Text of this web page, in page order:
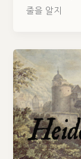
줄을 알지